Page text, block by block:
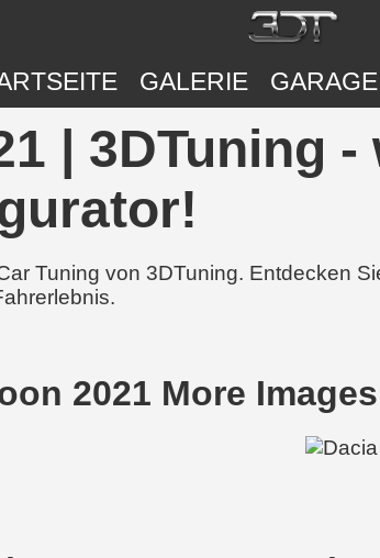
GALERIE GARAGE
| 3DTuning
Tuning von 3DTuning. Entdecken
2021 More Images